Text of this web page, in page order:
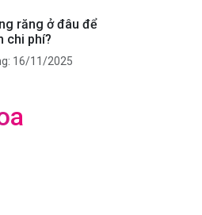
răng ở đâu để
chi phí?
16/11/2025